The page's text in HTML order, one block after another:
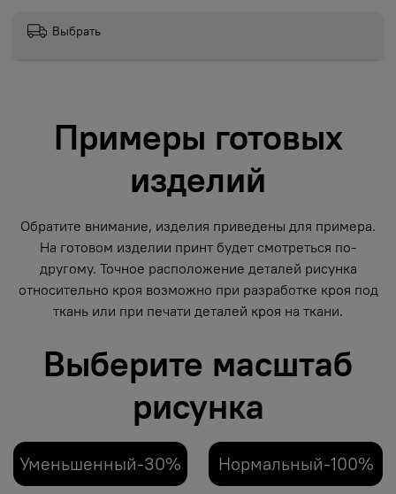
Выбрать
Примеры готовых
изделий
Обратите внимание, изделия приведены для примера.
На готовом изделии принт будет смотреться по-
другому. Точное расположение деталей рисунка
относительно кроя возможно при разработке кроя под
ткань или при печати деталей кроя на ткани.
Выберите масштаб
рисунка
Уменьшенный-30% Нормальный-100%